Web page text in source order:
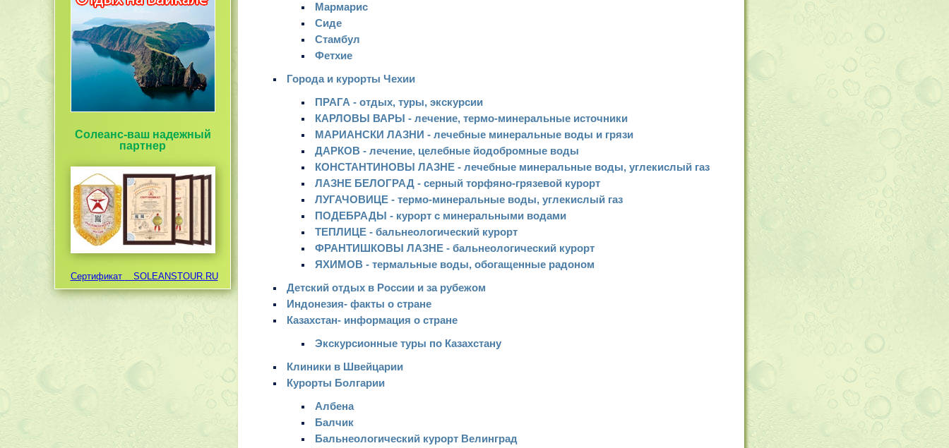
Солеанс-ваш надежный
партнер
Сертификат SOLEANSTOUR.RU
Мармарис
Сиде
Стамбул
Фетхие
Города и курорты Чехии
ПРАГА - отдых, туры, экскурсии
КАРЛОВЫ ВАРЫ - лечение, термо-минеральные источники
МАРИАНСКИ ЛАЗНИ - лечебные минеральные воды и грязи
ДАРКОВ - лечение, целебные йодобромные воды
КОНСТАНТИНОВЫ ЛАЗНЕ - лечебные минеральные воды, углекислый газ
ЛАЗНЕ БЕЛОГРАД - серный торфяно-грязевой курорт
ЛУГАЧОВИЦЕ - термо-минеральные воды, углекислый газ
ПОДЕБРАДЫ - курорт с минеральными водами
ТЕПЛИЦЕ - бальнеологический курорт
ФРАНТИШКОВЫ ЛАЗНЕ - бальнеологический курорт
ЯХИМОВ - термальные воды, обогащенные радоном
Детский отдых в России и за рубежом
Индонезия- факты о стране
Казахстан- информация о стране
Экскурсионные туры по Казахстану
Клиники в Швейцарии
Курорты Болгарии
Албена
Балчик
Бальнеологический курорт Велинград